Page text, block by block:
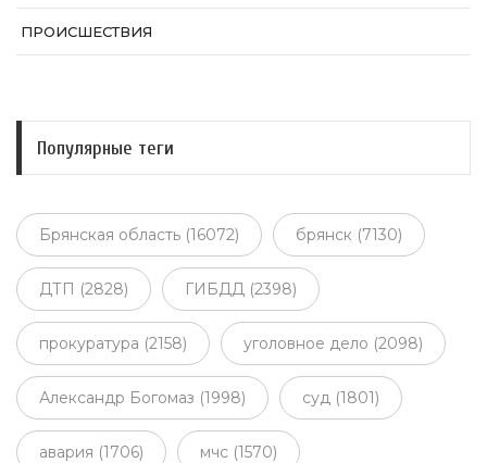
ПРОИСШЕСТВИЯ
Популярные теги
Брянская область (16072) брянск (7130)
ДТП (2828) ГИБДД (2398)
прокуратура (2158) уголовное дело (2098)
Александр Богомаз (1998) суд (1801)
авария (1706) мчс (1570)